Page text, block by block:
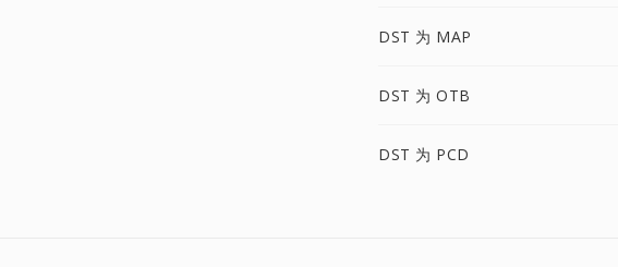
DST 为 MAP
DST 为 OTB
DST 为 PCD